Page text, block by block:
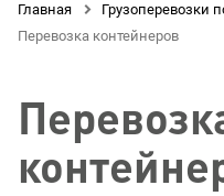
Главная  Грузоперевозки
Перевозка контейнеров